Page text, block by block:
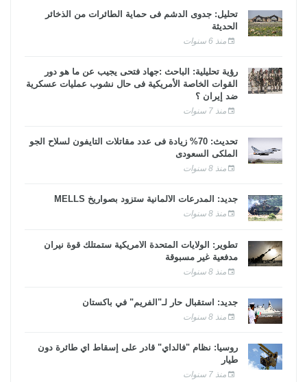
تحليل: جدوى الدشم فى حماية الطائرات من الذخائر
الحديثة
منذ 6 سنوات
رؤية تحليلية: الباحث :جهاد فتحى يجيب عن ما هو دور
القوات الخاصة الأمريكية فى حال نشوب عمليات عسكرية
ضد إيران ؟
منذ 7 سنوات
تحديث: 70% زيادة فى عدد مقاتلات التايفون لسلاح الجو
الملكى السعودى
منذ 8 سنوات
جديد: المدرعات الألمانية ستزود بصواريخ MELLS
منذ 8 سنوات
تطوير: الولايات المتحدة الأمريكية ستمتلك قوة نيران
مدفعية غير مسبوقة
منذ 8 سنوات
جديد: استقبال حار لـ"الفريم" في باكستان
منذ 8 سنوات
روسيا: نظام "فالداي" قادر على إسقاط أي طائرة دون
طيار
منذ 7 سنوات